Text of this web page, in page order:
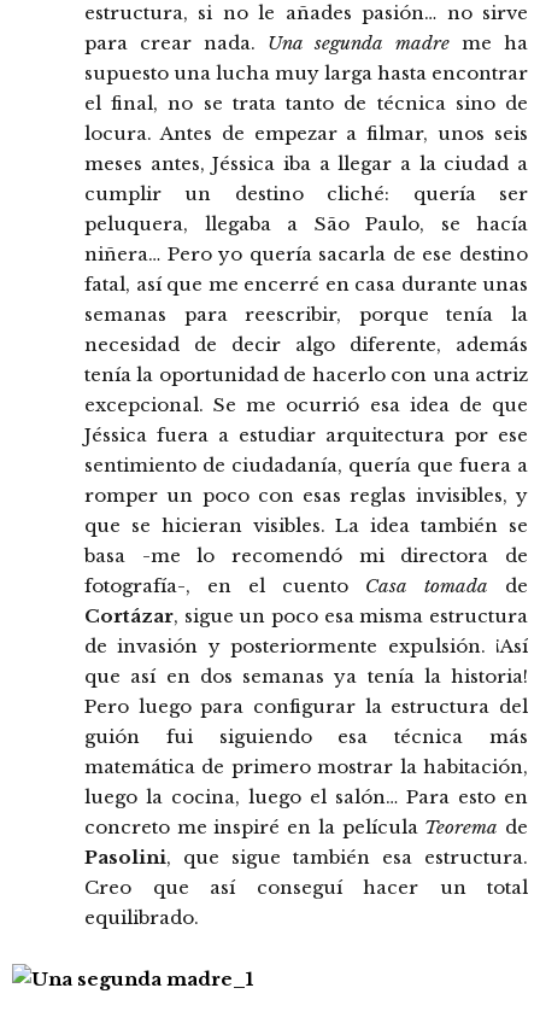
estructura, si no le añades pasión… no sirve
para crear nada. Una segunda madre me ha
supuesto una lucha muy larga hasta encontrar
el final, no se trata tanto de técnica sino de
locura. Antes de empezar a filmar, unos seis
meses antes, Jéssica iba a llegar a la ciudad a
cumplir un destino cliché: quería ser
peluquera, llegaba a São Paulo, se hacía
niñera… Pero yo quería sacarla de ese destino
fatal, así que me encerré en casa durante unas
semanas para reescribir, porque tenía la
necesidad de decir algo diferente, además
tenía la oportunidad de hacerlo con una actriz
excepcional. Se me ocurrió esa idea de que
Jéssica fuera a estudiar arquitectura por ese
sentimiento de ciudadanía, quería que fuera a
romper un poco con esas reglas invisibles, y
que se hicieran visibles. La idea también se
basa -me lo recomendó mi directora de
fotografía-, en el cuento Casa tomada de
Cortázar, sigue un poco esa misma estructura
de invasión y posteriormente expulsión. ¡Así
que así en dos semanas ya tenía la historia!
Pero luego para configurar la estructura del
guión fui siguiendo esa técnica más
matemática de primero mostrar la habitación,
luego la cocina, luego el salón… Para esto en
concreto me inspiré en la película Teorema de
Pasolini, que sigue también esa estructura.
Creo que así conseguí hacer un total
equilibrado.